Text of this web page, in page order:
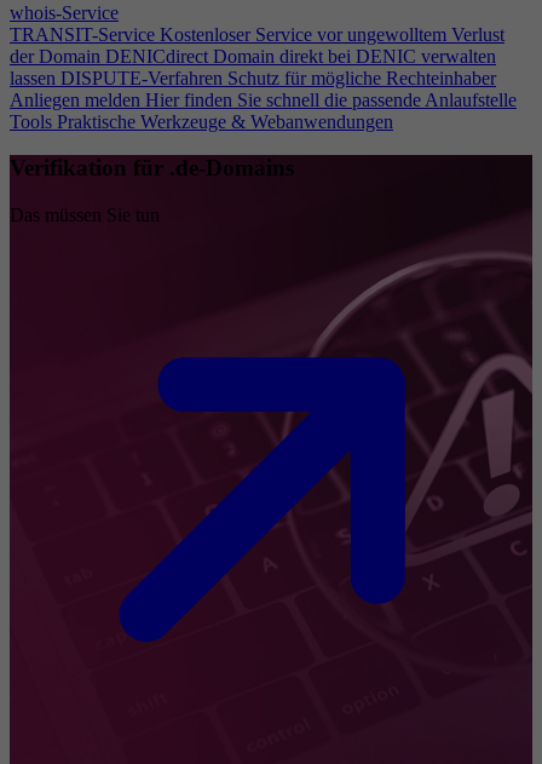
whois-Service
TRANSIT-Service Kostenloser Service vor ungewolltem Verlust
der Domain DENICdirect Domain direkt bei DENIC verwalten
lassen DISPUTE-Verfahren Schutz für mögliche Rechteinhaber
Anliegen melden Hier finden Sie schnell die passende Anlaufstelle
Tools Praktische Werkzeuge & Webanwendungen
Verifikation für .de-Domains
Das müssen Sie tun